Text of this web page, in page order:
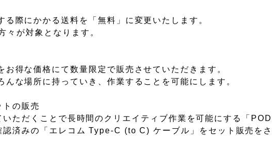
際にかかる送料を「無料」に変更いたします。
が対象となります。
得な価格にて数量限定で販売させていただきます。
な場所に持っていき、作業することを可能にします。
の販売
ただくことで長時間のクリエイティブ作業を可能にする「
済みの「エレコム Type-C (to C) ケーブル」をセット販売をさ